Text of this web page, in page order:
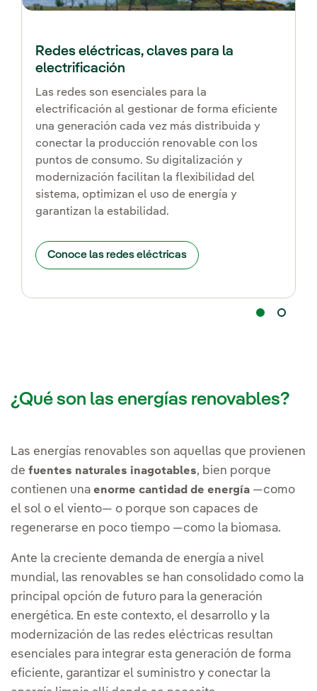
Redes eléctricas, claves para la
electrificación
Las redes son esenciales para la
electrificación al gestionar de forma eficiente
una generación cada vez más distribuida y
conectar la producción renovable con los
puntos de consumo. Su digitalización y
modernización facilitan la flexibilidad del
sistema, optimizan el uso de energía y
garantizan la estabilidad.
Conoce las redes eléctricas
¿Qué son las energías renovables?
Las energías renovables son aquellas que provienen
de fuentes naturales inagotables, bien porque
contienen una enorme cantidad de energía —como
el sol o el viento— o porque son capaces de
regenerarse en poco tiempo —como la biomasa.
Ante la creciente demanda de energía a nivel
mundial, las renovables se han consolidado como la
principal opción de futuro para la generación
energética. En este contexto, el desarrollo y la
modernización de las redes eléctricas resultan
esenciales para integrar esta generación de forma
eficiente, garantizar el suministro y conectar la